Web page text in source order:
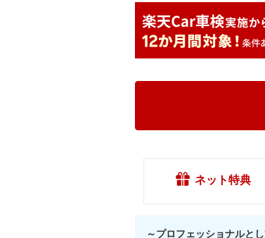
ネット特典
～プロフェッショナルと